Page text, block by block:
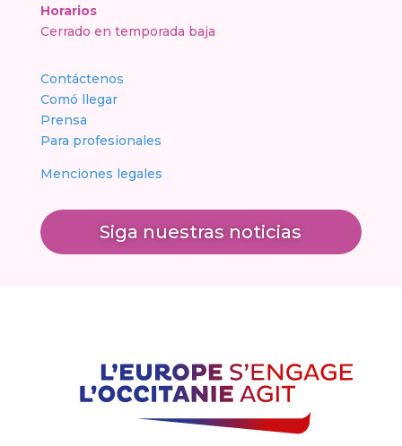
Horarios
Cerrado en temporada baja
Contáctenos
Comó llegar
Prensa
Para profesionales
Menciones legales
Siga nuestras noticias